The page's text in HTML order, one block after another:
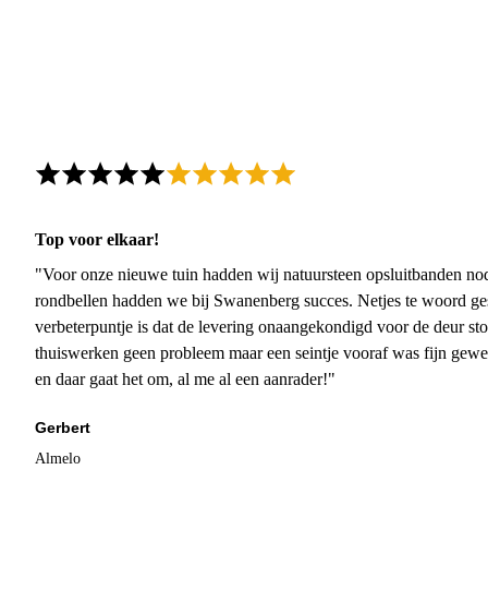
Top voor elkaar!
"Voor onze nieuwe tuin hadden wij natuursteen opsluitbanden
rondbellen hadden we bij Swanenberg succes. Netjes te woord
verbeterpuntje is dat de levering onaangekondigd voor de deur
thuiswerken geen probleem maar een seintje vooraf was fijn
en daar gaat het om, al me al een aanrader!"
Gerbert
Almelo